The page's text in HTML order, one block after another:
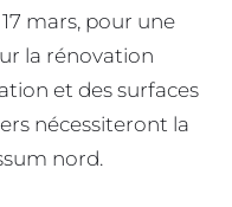
mars, pour une
la rénovation
et des surfaces
nécessiteront la
nord.